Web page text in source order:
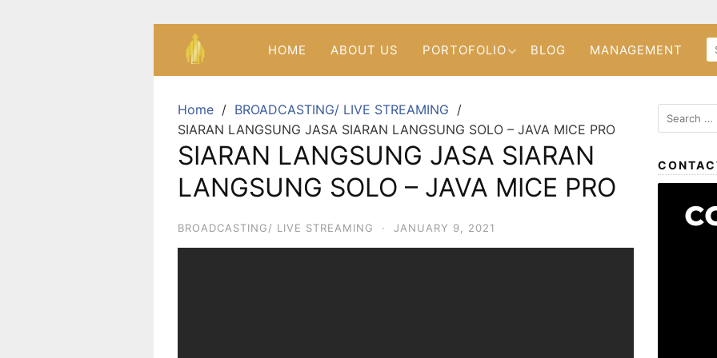
HOME ABOUT US PORTOFOLIO BLOG MANAGEMENT
Home
BROADCASTING/ LIVE STREAMING
SIARAN LANGSUNG JASA SIARAN LANGSUNG SOLO – JAVA MICE PRO
SIARAN LANGSUNG JASA SIARAN
LANGSUNG SOLO – JAVA MICE PRO
BROADCASTING/ LIVE STREAMING · JANUARY 9, 2021